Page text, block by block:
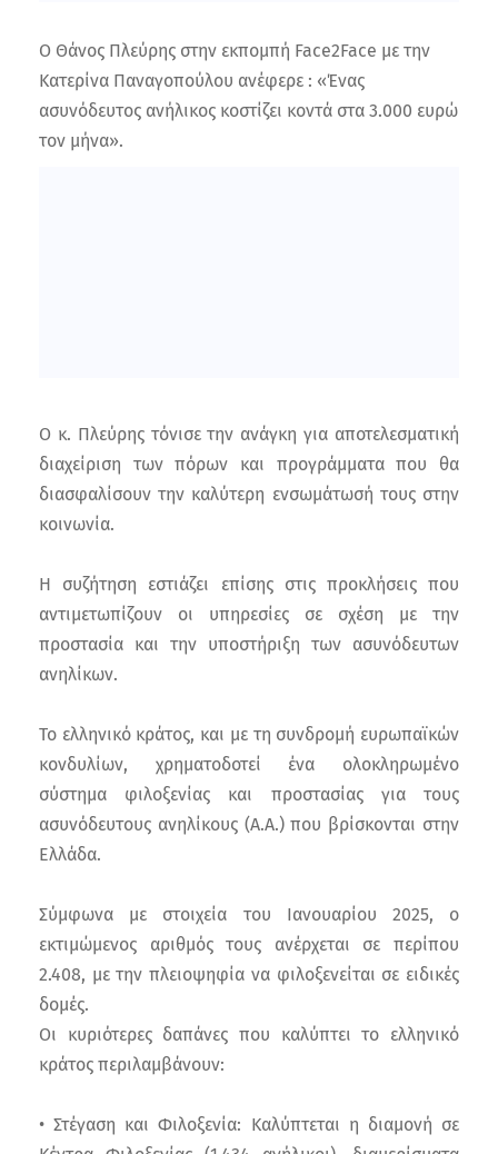
Ο Θάνος Πλεύρης στην εκπομπή Face2Face με την
Κατερίνα Παναγοπούλου ανέφερε : «Ένας
ασυνόδευτος ανήλικος κοστίζει κοντά στα 3.000 ευρώ
τον μήνα».
Ο κ. Πλεύρης τόνισε την ανάγκη για αποτελεσματική
διαχείριση των πόρων και προγράμματα που θα
διασφαλίσουν την καλύτερη ενσωμάτωσή τους στην
κοινωνία.
Η συζήτηση εστιάζει επίσης στις προκλήσεις που
αντιμετωπίζουν οι υπηρεσίες σε σχέση με την
προστασία και την υποστήριξη των ασυνόδευτων
ανηλίκων.
Το ελληνικό κράτος, και με τη συνδρομή ευρωπαϊκών
κονδυλίων, χρηματοδοτεί ένα ολοκληρωμένο
σύστημα φιλοξενίας και προστασίας για τους
ασυνόδευτους ανηλίκους (Α.Α.) που βρίσκονται στην
Ελλάδα.
Σύμφωνα με στοιχεία του Ιανουαρίου 2025, ο
εκτιμώμενος αριθμός τους ανέρχεται σε περίπου
2.408, με την πλειοψηφία να φιλοξενείται σε ειδικές
δομές.
Οι κυριότερες δαπάνες που καλύπτει το ελληνικό
κράτος περιλαμβάνουν:
• Στέγαση και Φιλοξενία: Καλύπτεται η διαμονή σε